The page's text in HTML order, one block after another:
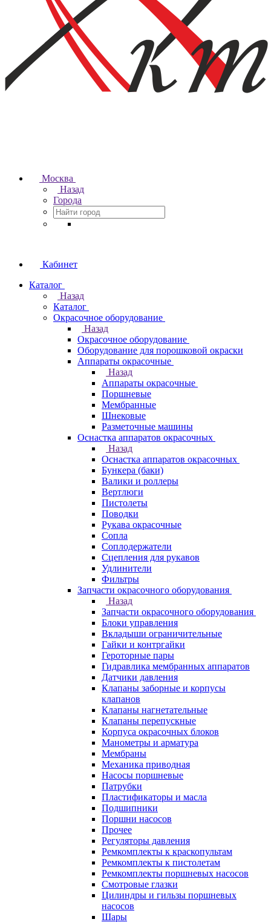
Москва
Назад
Города
Кабинет
Каталог
Назад
Каталог
Окрасочное оборудование
Назад
Окрасочное оборудование
Оборудование для порошковой окраски
Аппараты окрасочные
Назад
Аппараты окрасочные
Поршневые
Мембранные
Шнековые
Разметочные машины
Оснастка аппаратов окрасочных
Назад
Оснастка аппаратов окрасочных
Бункера (баки)
Валики и роллеры
Вертлюги
Пистолеты
Поводки
Рукава окрасочные
Сопла
Соплодержатели
Сцепления для рукавов
Удлинители
Фильтры
Запчасти окрасочного оборудования
Назад
Запчасти окрасочного оборудования
Блоки управления
Вкладыши ограничительные
Гайки и контргайки
Героторные пары
Гидравлика мембранных аппаратов
Датчики давления
Клапаны заборные и корпусы
клапанов
Клапаны нагнетательные
Клапаны перепускные
Корпуса окрасочных блоков
Манометры и арматура
Мембраны
Механика приводная
Насосы поршневые
Патрубки
Пластификаторы и масла
Подшипники
Поршни насосов
Прочее
Регуляторы давления
Ремкомплекты к краскопультам
Ремкомплекты к пистолетам
Ремкомплекты поршневых насосов
Смотровые глазки
Цилиндры и гильзы поршневых
насосов
Шары